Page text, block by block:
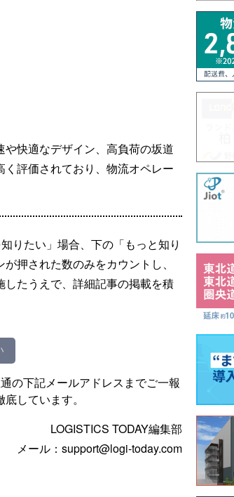
快適なデザイン、高負荷の坂道
評価されており、物流オペレー
りたい」場合、下の「もっと知り
押された数のみをカウントし、
たうえで、詳細記事の掲載を積
の下記メールアドレスまでご一報
しています。
LOGISTICS TODAY編集部
メール：support@logi-today.com